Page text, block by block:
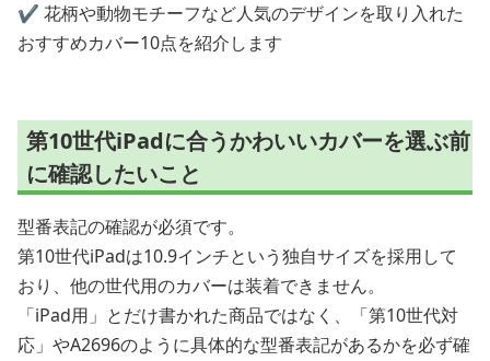
✔️ 花柄や動物モチーフなど人気のデザインを取り入れた
おすすめカバー10点を紹介します
第10世代iPadに合うかわいいカバーを選ぶ前
に確認したいこと
型番表記の確認が必須です。
第10世代iPadは10.9インチという独自サイズを採用して
おり、他の世代用のカバーは装着できません。
「iPad用」とだけ書かれた商品ではなく、「第10世代対
応」やA2696のように具体的な型番表記があるかを必ず確